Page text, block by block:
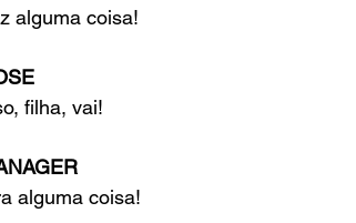
alguma coisa!
filha, vai!
alguma coisa!